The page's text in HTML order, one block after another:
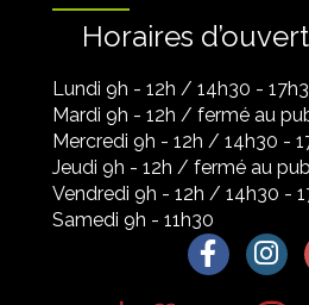
Horaires
Lundi 9h - 12h / 14h30 -
Mardi 9h - 12h / fermé au
Mercredi 9h - 12h / 14h30 -
Jeudi 9h - 12h / fermé au
Vendredi 9h - 12h / 14h30 -
Samedi 9h - 11h30
Lien vers